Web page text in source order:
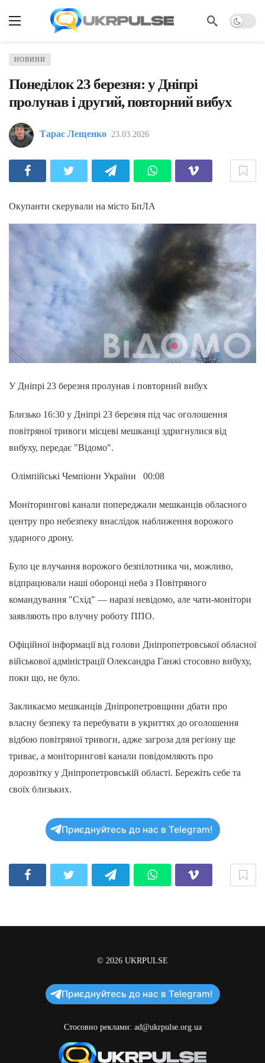
НОВИНИ
Понеділок 23 березня: у Дніпрі
пролунав і другий, повторний вибух
Тарас Лещенко 23.03.2026
Окупанти скерували на місто БпЛА
У Дніпрі 23 березня пролунав і повторний вибух
Близько 16:30 у Дніпрі 23 березня під час оголошення
повітряної тривоги місцеві мешканці здригнулися від
вибуху, передає "Відомо".
Олімпійські Чемпіони України 00:08
Моніторингові канали попереджали мешканців обласного
центру про небезпеку внаслідок наближення ворожого
ударного дрону.
Було це влучання ворожого безпілотника чи, можливо,
відпрацювали наші оборонці неба з Повітряного
командування "Схід" — наразі невідомо, але чати-монітори
заявляють про влучну роботу ППО.
Офіційної інформації від голови Дніпропетровської обласної
військової адміністрації Олександра Ганжі стосовно вибуху,
поки що, не було.
Закликаємо мешканців Дніпропетровщини дбати про
власну безпеку та перебувати в укриттях до оголошення
відбою повітряної тривоги, адже загроза для регіону ще
триває, а моніторингові канали повідомляють про
дорозвітку у Дніпропетровській області. Бережіть себе та
своїх близьких.
Приєднуйтесь до нас в Telegram!
© 2026 UKRPULSE
Приєднуйтесь до нас в Telegram!
Стосовно реклами: ad@ukrpulse.org.ua